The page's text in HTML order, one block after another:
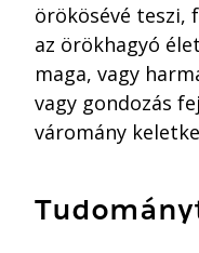
örökösévé teszi,
az örökhagyó
maga, vagy
vagy gondozás
váromány